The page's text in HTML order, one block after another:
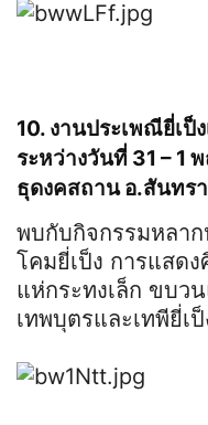
10. งานประเพณียี่เป็
ระหว่างวันที่ 31 – 1
ธุดงคสถาน อ.สันทร
พบกับกิจกรรมหลา
โคมยี่เป็ง การแสด
แห่กระทงเล็ก ขบว
เทพบุตรและเทพียี่เ